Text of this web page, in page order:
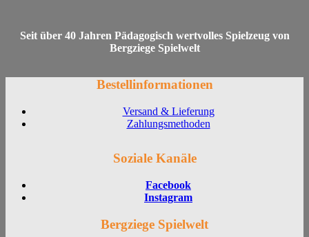
Seit über 40 Jahren Pädagogisch wertvolles Spielzeug von
Bergziege Spielwelt
Bestellinformationen
Versand & Lieferung
Zahlungsmethoden
Soziale Kanäle
Facebook
Instagram
Bergziege Spielwelt